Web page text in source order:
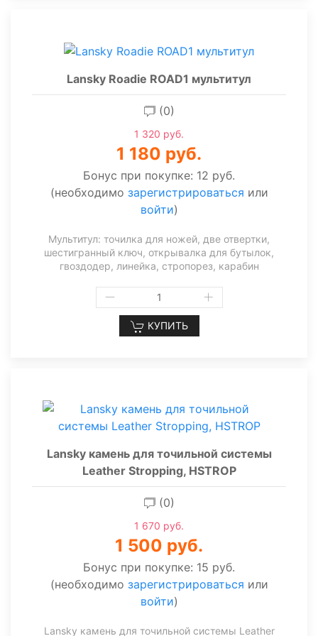
Lansky Roadie ROAD1 мультитул
(0)
1 320 руб.
1 180 руб.
Бонус при покупке: 12 руб.
(необходимо зарегистрироваться или
войти)
Мультитул: точилка для ножей, две отвертки,
шестигранный ключ, открывалка для бутылок,
гвоздодер, линейка, стропорез, карабин
КУПИТЬ
Lansky камень для точильной системы
Leather Stropping, HSTROP
(0)
1 670 руб.
1 500 руб.
Бонус при покупке: 15 руб.
(необходимо зарегистрироваться или
войти)
Lansky камень для точильной системы Leather